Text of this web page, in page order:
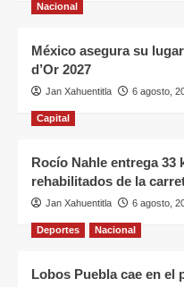
Nacional
México asegura su
d’Or 2027
Jan Xahuentitla 6 agosto,
Capital
Rocío Nahle entrega
rehabilitados de la
Jan Xahuentitla 6 agosto,
Deportes Nacional
Lobos Puebla cae en el